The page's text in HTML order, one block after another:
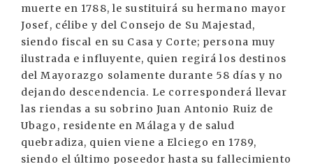
muerte en 1788, le sustituirá su hermano mayor
Josef, célibe y del Consejo de Su Majestad,
siendo fiscal en su Casa y Corte; persona muy
ilustrada e influyente, quien regirá los destinos
del Mayorazgo solamente durante 58 días y no
dejando descendencia. Le corresponderá llevar
las riendas a su sobrino Juan Antonio Ruiz de
Ubago, residente en Málaga y de salud
quebradiza, quien viene a Elciego en 1789,
siendo el último poseedor hasta su fallecimiento